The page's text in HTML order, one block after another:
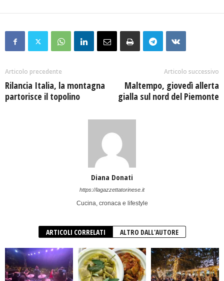
Articolo precedente
Rilancia Italia, la montagna
partorisce il topolino
Articolo successivo
Maltempo, giovedì allerta
gialla sul nord del Piemonte
Diana Donati
https://lagazzettatorinese.it
Cucina, cronaca e lifestyle
ARTICOLI CORRELATI ALTRO DALL'AUTORE